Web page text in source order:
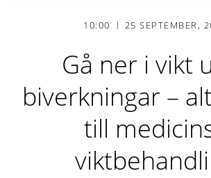
10:00 25 SEPTEMBER,
Gå ner i vikt
biverkningar –
till